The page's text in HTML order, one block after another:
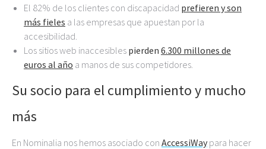
El 82% de los clientes con discapacidad prefieren y son
más fieles a las empresas que apuestan por la
accesibilidad.
Los sitios web inaccesibles pierden 6.300 millones de
euros al año a manos de sus competidores.
Su socio para el cumplimiento y mucho
más
En Nominalia nos hemos asociado con AccessiWay para hacer